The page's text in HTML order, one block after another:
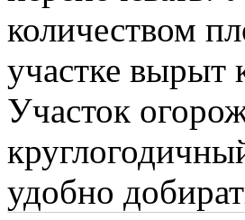
количеством
участке вырыт
Участок
удобно